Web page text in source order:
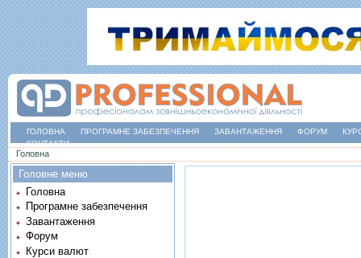
ГОЛОВНА ПРОГРАМНЕ ЗАБЕЗПЕЧЕННЯ ЗАВАНТАЖЕННЯ ФОРУМ
КОНТАКТИ
Ви є тут
Головна
Головне меню
Головна
Програмне забезпечення
Завантаження
Форум
Курси валют